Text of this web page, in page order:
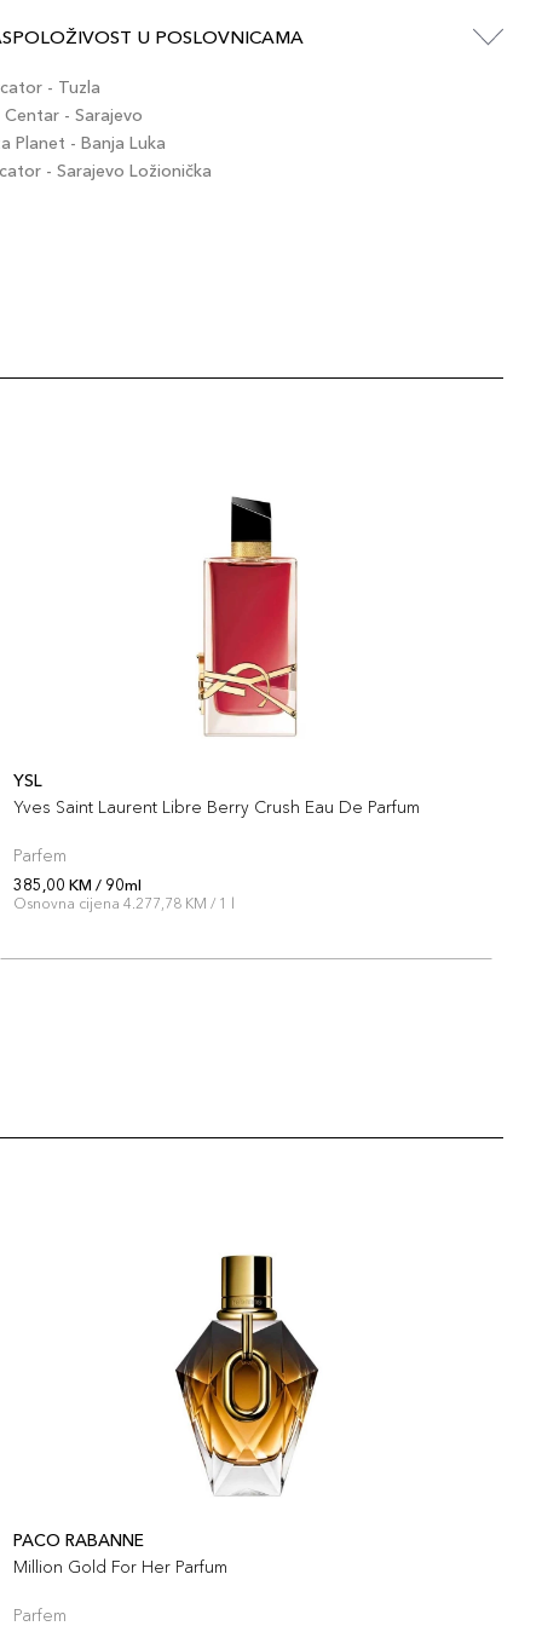
U POSLOVNICAMA
- Tuzla
Centar - Sarajevo
Planet - Banja Luka
- Sarajevo Ložionička
YSL
Yves Saint Laurent Libre Berry Crush Eau De Parfum
Parfem
385,00 KM / 90ml
Osnovna cijena 4.277,78 KM / 1 l
PACO RABANNE
Million Gold For Her Parfum
Parfem